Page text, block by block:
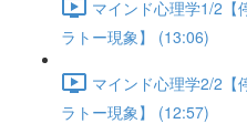
マインド心理学1/2
ラトー現象】 (13:06)
マインド心理学2/2
ラトー現象】 (12:57)